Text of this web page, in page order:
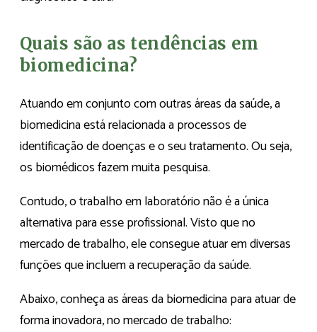
Quais são as tendências em
biomedicina?
Atuando em conjunto com outras áreas da saúde, a
biomedicina está relacionada a processos de
identificação de doenças e o seu tratamento. Ou seja,
os biomédicos fazem muita pesquisa.
Contudo, o trabalho em laboratório não é a única
alternativa para esse profissional. Visto que no
mercado de trabalho, ele consegue atuar em diversas
funções que incluem a recuperação da saúde.
Abaixo, conheça as áreas da biomedicina para atuar de
forma inovadora, no mercado de trabalho: